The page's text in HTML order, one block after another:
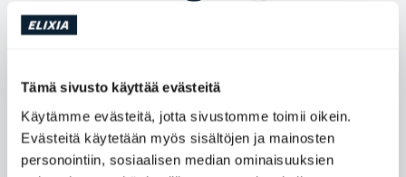
Tämä sivusto käyttää evästeitä
Käytämme evästeitä, jotta sivustomme toimii oikein.
Evästeitä käytetään myös sisältöjen ja mainosten
personointiin, sosiaalisen median ominaisuuksien
10:00
Varaa